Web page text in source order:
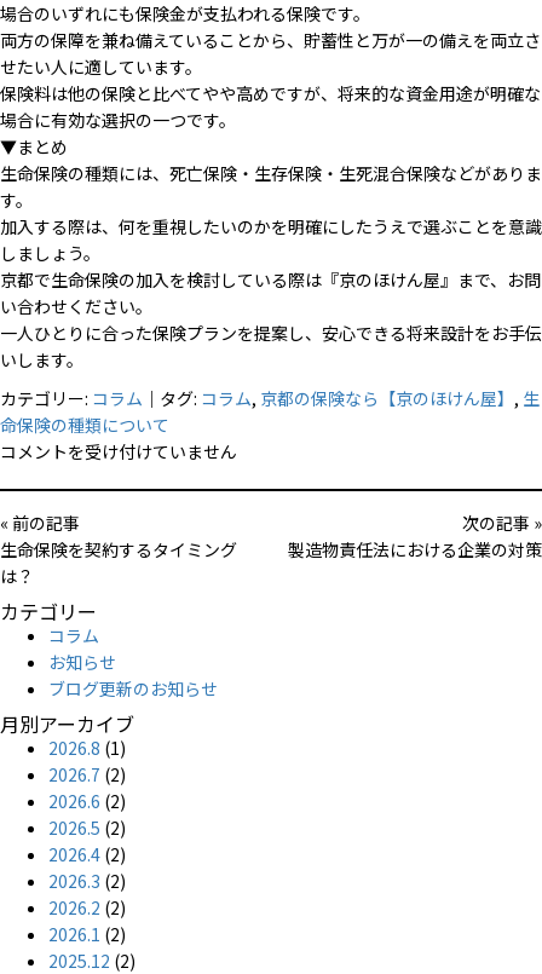
場合のいずれにも保険金が支払われる保険です。
両方の保障を兼ね備えていることから、貯蓄性と万が一の備えを両立さ
せたい人に適しています。
保険料は他の保険と比べてやや高めですが、将来的な資金用途が明確な
場合に有効な選択の一つです。
▼まとめ
生命保険の種類には、死亡保険・生存保険・生死混合保険などがありま
す。
加入する際は、何を重視したいのかを明確にしたうえで選ぶことを意識
しましょう。
京都で生命保険の加入を検討している際は『京のほけん屋』まで、お問
い合わせください。
一人ひとりに合った保険プランを提案し、安心できる将来設計をお手伝
いします。
カテゴリー: コラム ｜タグ: コラム, 京都の保険なら【京のほけん屋】 , 生
命保険の種類について
生
険
の
種
類
て
コメントを受け付けていません
« 前の記事
生命保険を契約するタイミング
は？
次の記事 »
製造物責任法における企業の対策
カテゴリー
コラム
お知らせ
ブログ更新のお知らせ
月別アーカイブ
2026.8 (1)
2026.7 (2)
2026.6 (2)
2026.5 (2)
2026.4 (2)
2026.3 (2)
2026.2 (2)
2026.1 (2)
2025.12 (2)